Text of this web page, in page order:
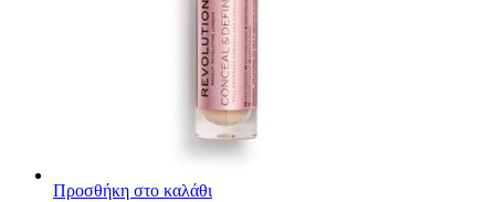
Προσθήκη στο καλάθι